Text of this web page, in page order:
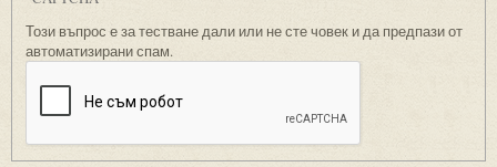
Този въпрос е за тестване дали или не сте човек и да предпази от
автоматизирани спам.